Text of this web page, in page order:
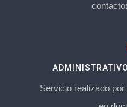
Servicio realizado